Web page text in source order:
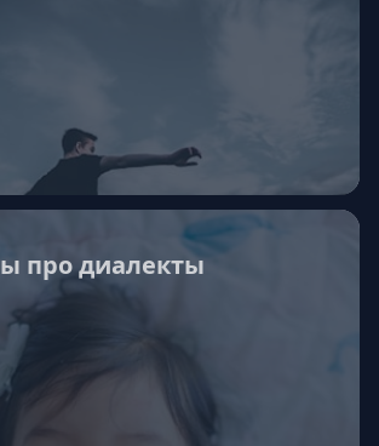
про диалекты